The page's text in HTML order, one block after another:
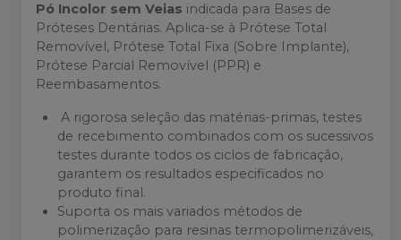
Pó Incolor sem Veias indicada para Bases de
Próteses Dentárias. Aplica-se à Prótese Total
Removível, Prótese Total Fixa (Sobre Implante),
Prótese Parcial Removível (PPR) e
Reembasamentos.
A rigorosa seleção das matérias-primas, testes
de recebimento combinados com os sucessivos
testes durante todos os ciclos de fabricação,
garantem os resultados especificados no
produto final.
Suporta os mais variados métodos de
polimerização para resinas termopolimerizáveis,